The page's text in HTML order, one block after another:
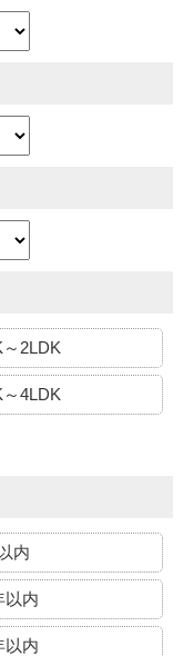
～2LDK
4LDK
内
以内
以内